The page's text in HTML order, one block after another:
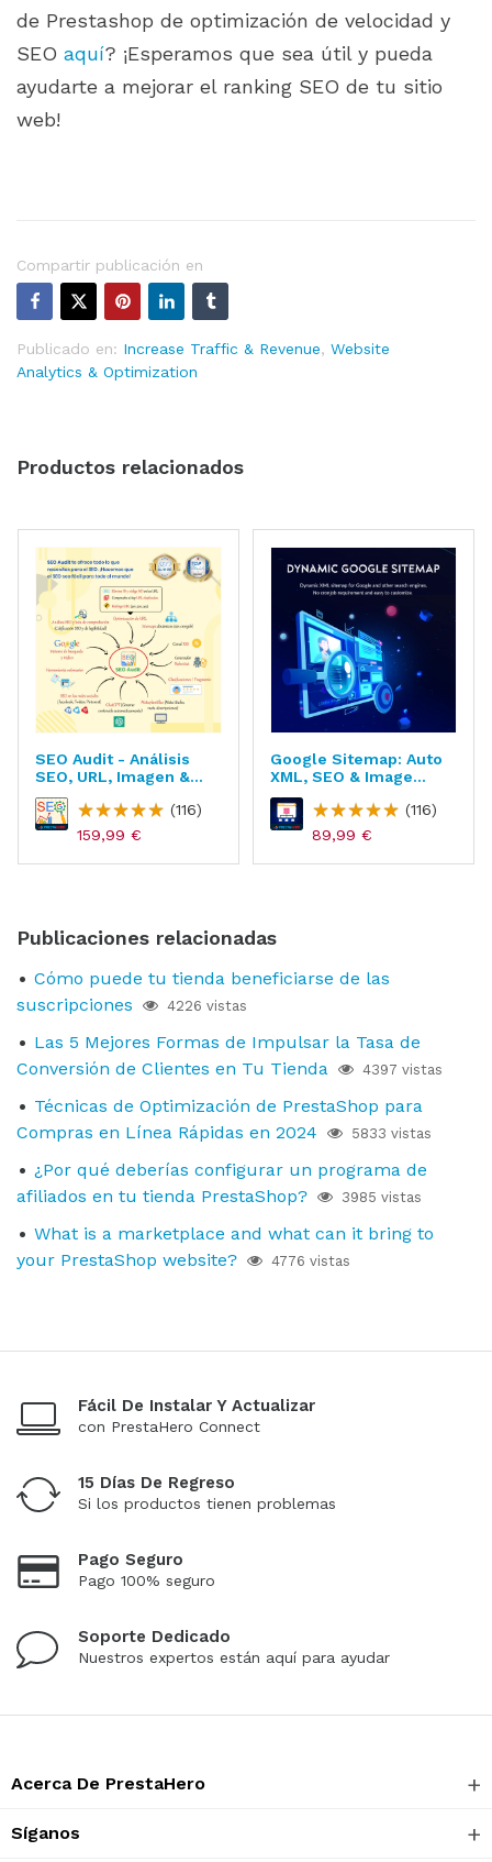
de Prestashop de optimización de velocidad y
SEO aquí? ¡Esperamos que sea útil y pueda
ayudarte a mejorar el ranking SEO de tu sitio
web!
Compartir publicación en
Publicado en: Increase Traffic & Revenue, Website
Analytics & Optimization
Productos relacionados
SEO Audit - Análisis
SEO, URL, Imagen &
Sitemap
(116)
159,99 €
Google Sitemap: Auto
XML, SEO & Image
Sitemap
(116)
89,99 €
Publicaciones relacionadas
Cómo puede tu tienda beneficiarse de las
suscripciones
4226 vistas
Las 5 Mejores Formas de Impulsar la Tasa de
Conversión de Clientes en Tu Tienda
4397 vistas
Técnicas de Optimización de PrestaShop para
Compras en Línea Rápidas en 2024
5833 vistas
¿Por qué deberías configurar un programa de
afiliados en tu tienda PrestaShop?
3985 vistas
What is a marketplace and what can it bring to
your PrestaShop website?
4776 vistas
Fácil De Instalar Y Actualizar
con PrestaHero Connect
15 Días De Regreso
Si los productos tienen problemas
Pago Seguro
Pago 100% seguro
Soporte Dedicado
Nuestros expertos están aquí para ayudar
Acerca De PrestaHero
Síganos